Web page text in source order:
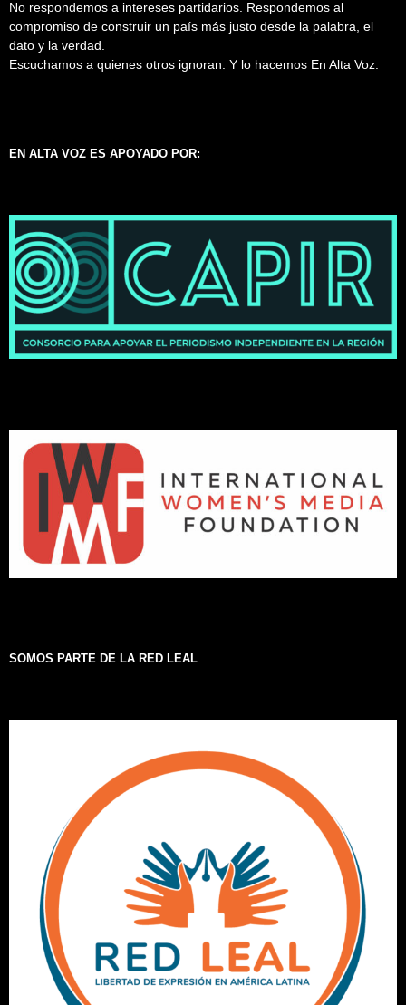
No respondemos a intereses partidarios. Respondemos al
compromiso de construir un país más justo desde la palabra, el
dato y la verdad.
Escuchamos a quienes otros ignoran. Y lo hacemos En Alta Voz.
EN ALTA VOZ ES APOYADO POR:
SOMOS PARTE DE LA RED LEAL